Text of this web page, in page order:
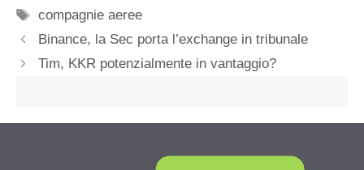
Tag
compagnie aeree
Binance, la Sec porta l’exchange in tribunale
Tim, KKR potenzialmente in vantaggio?